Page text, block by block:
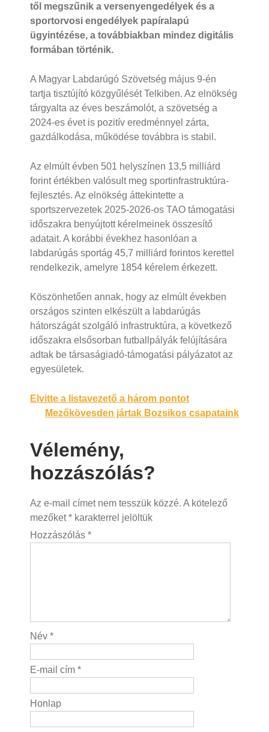
től megszűnik a versenyengedélyek és a
sportorvosi engedélyek papíralapú
ügyintézése, a továbbiakban mindez digitális
formában történik.
A Magyar Labdarúgó Szövetség május 9-én
tartja tisztújító közgyűlését Telkiben. Az elnökség
tárgyalta az éves beszámolót, a szövetség a
2024-es évet is pozitív eredménnyel zárta,
gazdálkodása, működése továbbra is stabil.
Az elmúlt évben 501 helyszínen 13,5 milliárd
forint értékben valósult meg sportinfrastruktúra-
fejlesztés. Az elnökség áttekintette a
sportszervezetek 2025-2026-os TAO támogatási
időszakra benyújtott kérelmeinek összesítő
adatait. A korábbi évekhez hasonlóan a
labdarúgás sportág 45,7 milliárd forintos kerettel
rendelkezik, amelyre 1854 kérelem érkezett.
Köszönhetően annak, hogy az elmúlt években
országos szinten elkészült a labdarúgás
hátországát szolgáló infrastruktúra, a következő
időszakra elsősorban futballpályák felújítására
adtak be társaságiadó-támogatási pályázatot az
egyesületek.
Bejegyzés
navigáció
Elvitte a listavezető a három pontot
Mezőkövesden jártak Bozsikos csapataink
Vélemény,
hozzászólás?
Az e-mail címet nem tesszük közzé. A kötelező
mezőket* karakterrel jelöltük
Hozzászólás *
Név *
E-mail cím *
Honlap